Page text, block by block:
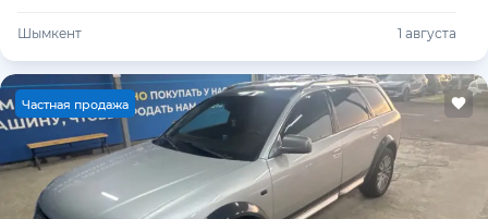
Шымкент 1 августа
Частная продажа